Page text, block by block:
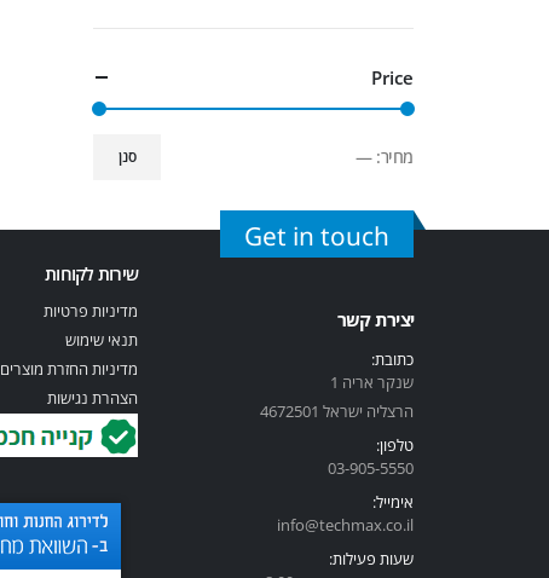
Price
סנן מחיר:—
Get in touch
יצירת קשר
כתובת:
שנקר אריה 1
הרצליה ישראל 4672501
טלפון:
03-905-5550
אימייל:
info@techmax.co.il
שעות פעילות:
שירות לקוחות
מדיניות פרטיות
תנאי שימוש
מדיניות החזרת מוצרים
הצהרת נגישות